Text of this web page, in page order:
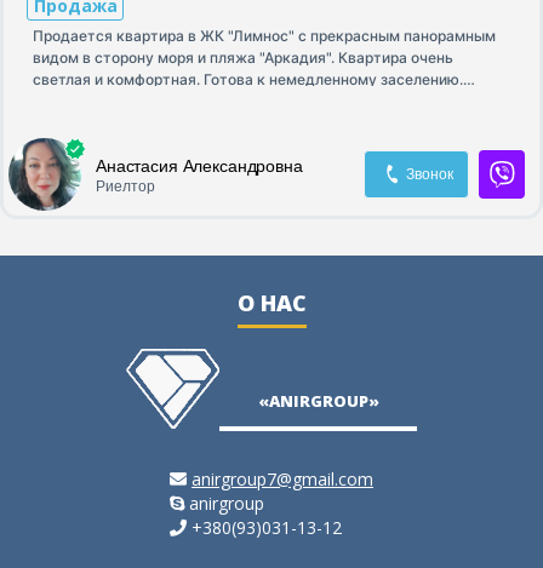
Продажа
Продается квартира в ЖК "Лимнос" с прекрасным панорамным
видом в сторону моря и пляжа "Аркадия". Квартира очень
светлая и комфортная. Готова к немедленному заселению.
качественный, с использованием современных строительных
методов. Квартира продается вместе с мебелью и техникой,
которая есть на фото
Анастасия Александровна
Риелтор
Звонок
О НАС
«ANIRGROUP»
anirgroup7@gmail.com
anirgroup
+380(93)031-13-12